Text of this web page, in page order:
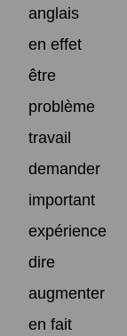
anglais
en effet
être
problème
travail
demander
important
expérience
dire
augmenter
en fait